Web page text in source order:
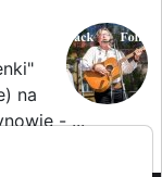
na
- ...